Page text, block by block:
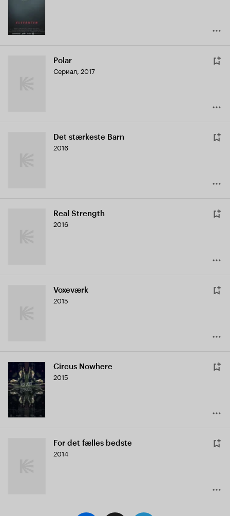
Polar
Сериал, 2017
Det stærkeste Barn
2016
Real Strength
2016
Voxeværk
2015
Circus Nowhere
2015
For det fælles bedste
2014